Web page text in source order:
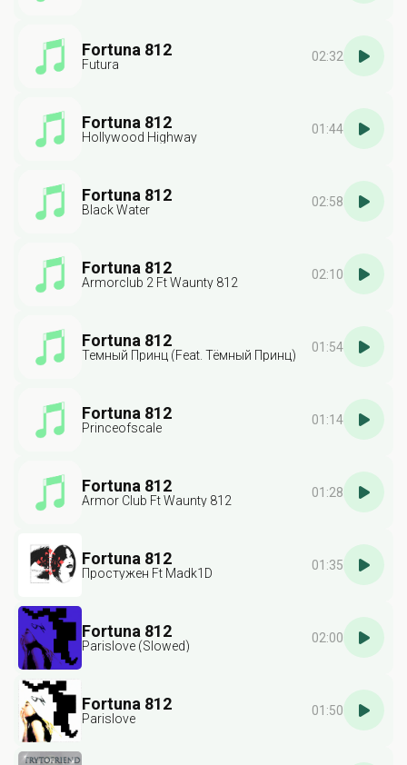
Fortuna 812
Futura
02:32
Fortuna 812
Hollywood Highway
01:44
Fortuna 812
Black Water
02:58
Fortuna 812
Armorclub 2 Ft Waunty 812
02:10
Fortuna 812
Темный Принц (Feat. Тёмный Принц)
01:54
Fortuna 812
Princeofscale
01:14
Fortuna 812
Armor Club Ft Waunty 812
01:28
Fortuna 812
Простужен Ft Madk1D
01:35
Fortuna 812
Parislove (Slowed)
02:00
Fortuna 812
Parislove
01:50